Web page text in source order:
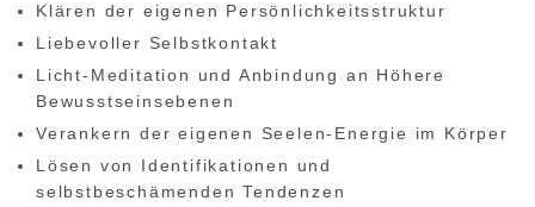
Klären der eigenen Persönlichkeitsstruktur
Liebevoller Selbstkontakt
Licht-Meditation und Anbindung an Höhere
Bewusstseinsebenen
Verankern der eigenen Seelen-Energie im Körper
Lösen von Identifikationen und
selbstbeschämenden Tendenzen